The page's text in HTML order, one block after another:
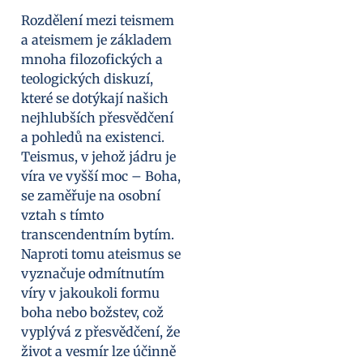
Rozdělení mezi teismem
a ateismem je základem
mnoha filozofických a
teologických diskuzí,
které se dotýkají našich
nejhlubších přesvědčení
a pohledů na existenci.
Teismus, v jehož jádru je
víra ve vyšší moc – Boha,
se zaměřuje na osobní
vztah s tímto
transcendentním bytím.
Naproti tomu ateismus se
vyznačuje odmítnutím
víry v jakoukoli formu
boha nebo božstev, což
vyplývá z přesvědčení, že
život a vesmír lze účinně